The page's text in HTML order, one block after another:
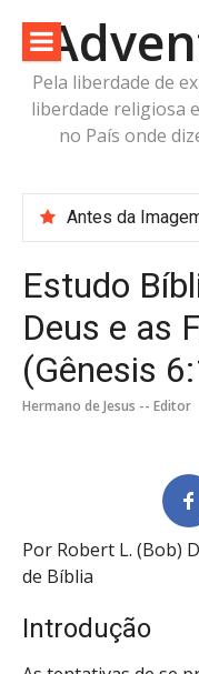
para
conteúdoPela liberdade de
liberdade religiosa
no País onde
Estudo
Deus e as
(Gênesis
Hermano de Jesus -- Editor
Por Robert L. (Bob)
de Bíblia
Introdução